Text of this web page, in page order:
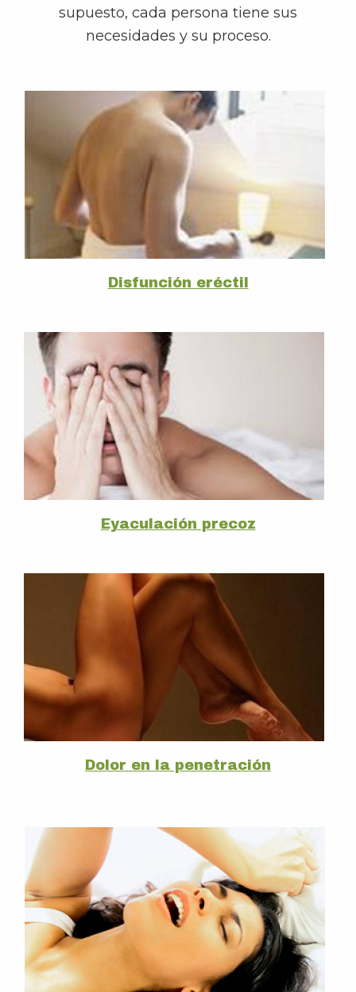
supuesto, cada persona tiene sus
necesidades y su proceso.
Disfunción eréctil
Eyaculación precoz
Dolor en la penetración